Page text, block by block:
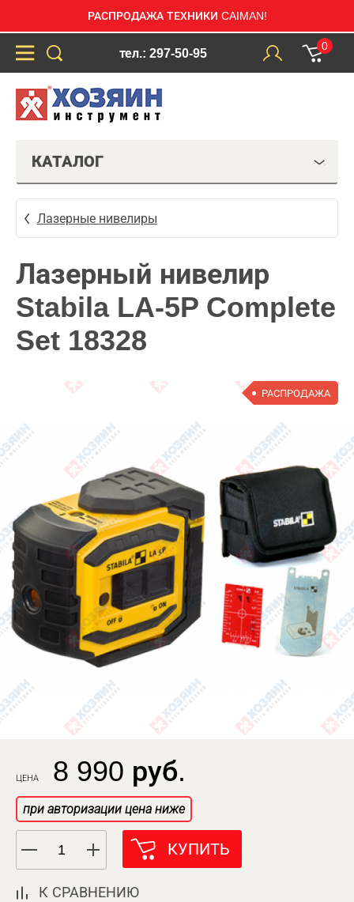
РАСПРОДАЖА ТЕХНИКИ CAIMAN!
тел.: 297-50-95
0
КАТАЛОГ
Лазерные нивелиры
Лазерный нивелир
Stabila LA-5P Complete
Set 18328
РАСПРОДАЖА
ЦЕНА 8 990 руб.
при авторизации цена ниже
КУПИТЬ
К СРАВНЕНИЮ